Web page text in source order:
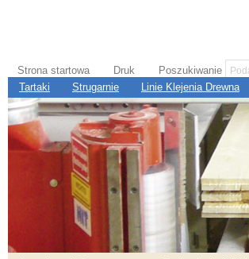
Strona startowa Druk
Poszukiwanie
Tartaki
Strugarnie Linie Klejenia Drewna